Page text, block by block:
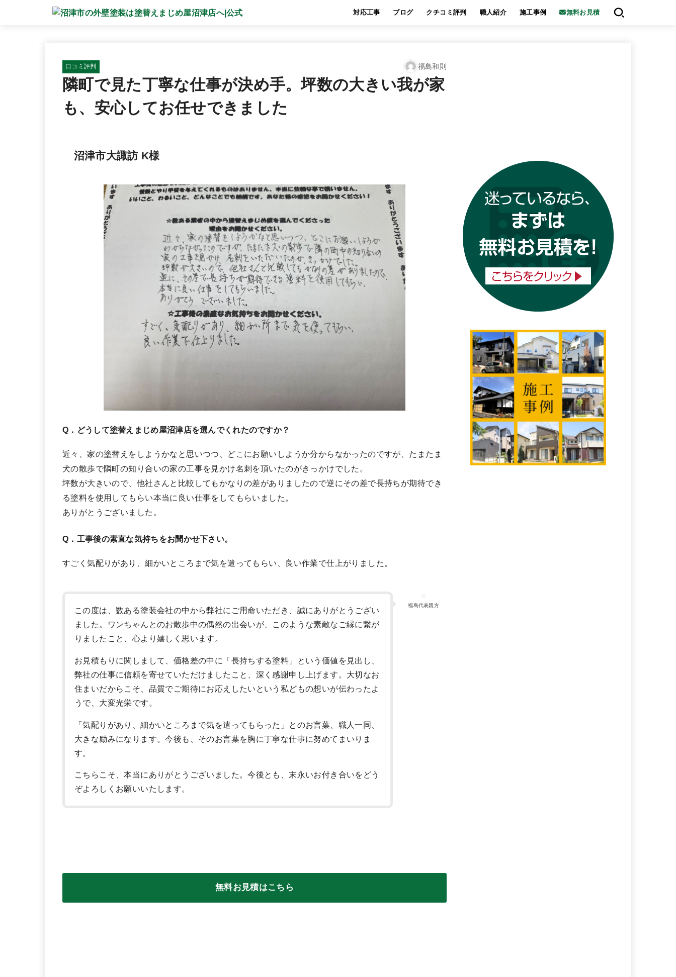
対応工事 ブログ クチコミ評判 職人紹介 施工事例 無料お見積
口コミ評判 福島和則
隣町で見た丁寧な仕事が決め手。坪数の大きい我が家
も、安心してお任せできました
沼津市大諏訪 K様
Q．どうして塗替えまじめ屋沼津店を選んでくれたのですか？
近々、家の塗替えをしようかなと思いつつ、どこにお願いしようか分からなかったのですが、たまたま
犬の散歩で隣町の知り合いの家の工事を見かけ名刺を頂いたのがきっかけでした。
坪数が大きいので、他社さんと比較してもかなりの差がありましたので逆にその差で長持ちが期待でき
る塗料を使用してもらい本当に良い仕事をしてもらいました。
ありがとうございました。
Q．工事後の素直な気持ちをお聞かせ下さい。
すごく気配りがあり、細かいところまで気を遣ってもらい、良い作業で仕上がりました。
福島代表親方
この度は、数ある塗装会社の中から弊社にご用命いただき、誠にありがとうござい
ました。ワンちゃんとのお散歩中の偶然の出会いが、このような素敵なご縁に繋が
りましたこと、心より嬉しく思います。
お見積もりに関しまして、価格差の中に「長持ちする塗料」という価値を見出し、
弊社の仕事に信頼を寄せていただけましたこと、深く感謝申し上げます。大切なお
住まいだからこそ、品質でご期待にお応えしたいという私どもの想いが伝わったよ
うで、大変光栄です。
「気配りがあり、細かいところまで気を遣ってもらった」とのお言葉、職人一同、
大きな励みになります。今後も、そのお言葉を胸に丁寧な仕事に努めてまいりま
す。
こちらこそ、本当にありがとうございました。今後とも、末永いお付き合いをどう
ぞよろしくお願いいたします。
無料お見積はこちら